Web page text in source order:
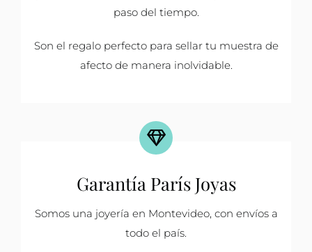
paso del tiempo.
Son el regalo perfecto para sellar tu muestra de
afecto de manera inolvidable.
Garantía París Joyas
Somos una joyería en Montevideo, con envíos a
todo el país.